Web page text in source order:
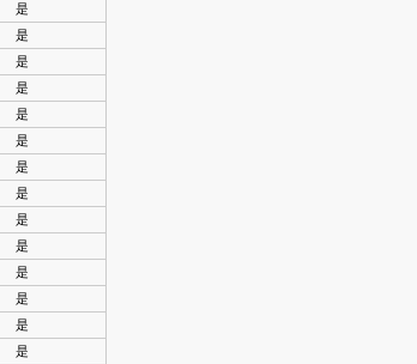
是
是
是
是
是
是
是
是
是
是
是
是
是
是